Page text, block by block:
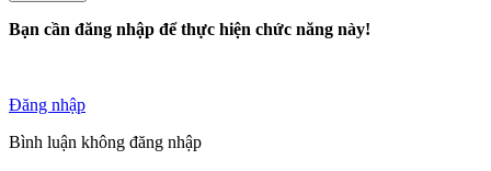
Bạn cần đăng nhập để thực hiện chức năng này!
Đăng nhập
Bình luận không đăng nhập